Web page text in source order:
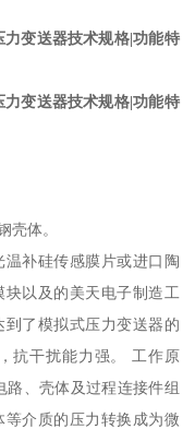
力变送器技术规格|功能特
力变送器技术规格|功能特
壳体。
补硅传感膜片或进口陶
以及的美天电子制造工
了模拟式压力变送器的
抗干扰能力强。 工作原
、壳体及过程连接件组
介质的压力转换成为微